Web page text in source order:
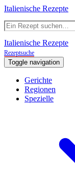
Italienische Rezepte
Italienische Rezepte
Rezeptsuche
Toggle navigation
Gerichte
Regionen
Spezielle